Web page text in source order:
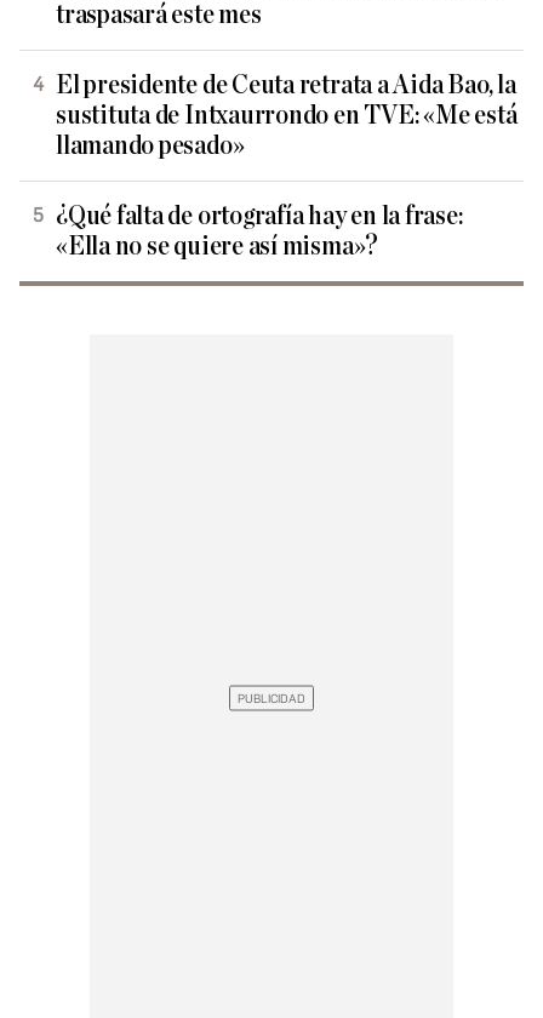
traspasará este mes
El presidente de Ceuta retrata a Aida Bao, la
sustituta de Intxaurrondo en TVE: «Me está
llamando pesado»
¿Qué falta de ortografía hay en la frase:
«Ella no se quiere así misma»?